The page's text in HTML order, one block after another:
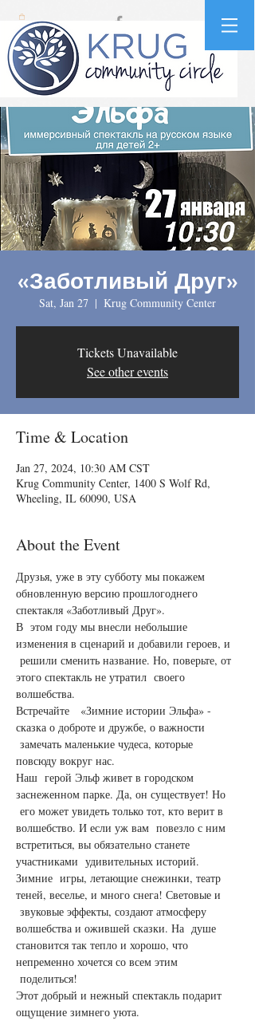
«Заботливый Друг»
Sat, Jan 27
  |
Krug Community Center
Tickets Unavailable
See other events
Time & Location
Jan 27, 2024, 10:30 AM CST
Krug Community Center, 1400 S Wolf Rd,
Wheeling, IL 60090, USA
About the Event
Друзья, уже в эту субботу мы покажем
обновленную версию прошлогоднего
спектакля «Заботливый Друг».
В  этом году мы внесли небольшие
изменения в сценарий и добавили героев, и
решили сменить название. Но, поверьте, от
этого спектакль не утратил  своего
волшебства.
Встречайте   «Зимние истории Эльфа» -
сказка о доброте и дружбе, о важности
замечать маленькие чудеса, которые
повсюду вокруг нас.
Наш  герой Эльф живет в городском
заснеженном парке. Да, он существует! Но
его может увидеть только тот, кто верит в
волшебство. И если уж вам  повезло с ним
встретиться, вы обязательно станете
участниками  удивительных историй.
Зимние  игры, летающие снежинки, театр
теней, веселье, и много снега! Световые и
звуковые эффекты, создают атмосферу
волшебства и ожившей сказки. На  душе
становится так тепло и хорошо, что
непременно хочется со всем этим
поделиться!
Этот добрый и нежный спектакль подарит
ощущение зимнего уюта.